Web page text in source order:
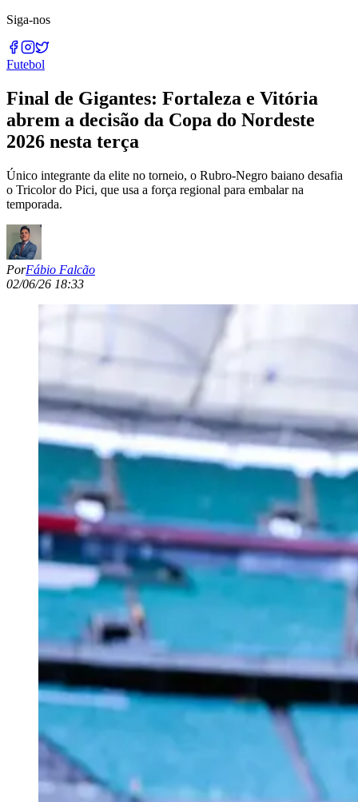
Siga-nos
Futebol
Final de Gigantes: Fortaleza e Vitória
abrem a decisão da Copa do Nordeste
2026 nesta terça
Único integrante da elite no torneio, o Rubro-Negro baiano desafia
o Tricolor do Pici, que usa a força regional para embalar na
temporada.
PorFábio Falcão
02/06/26 18:33